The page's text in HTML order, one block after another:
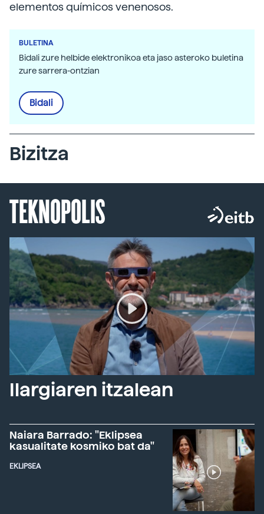
elementos químicos venenosos.
BULETINA
Bidali zure helbide elektronikoa eta jaso asteroko buletina
zure sarrera-ontzian
Bidali
Bizitza
TEKNOPOLIS
Ilargiaren itzalean
Naiara Barrado: "Eklipsea
kasualitate kosmiko bat da"
EKLIPSEA